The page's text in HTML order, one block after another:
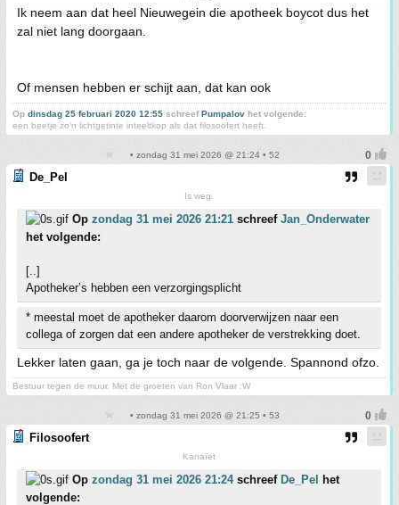
Ik neem aan dat heel Nieuwegein die apotheek boycot dus het
zal niet lang doorgaan.
Of mensen hebben er schijt aan, dat kan ook
Op dinsdag 25 februari 2020 12:55 schreefPumpalov het volgende:
een beetje zo'n lichtgetinte inteeltkop als dat filosoofert heeft.
• zondag 31 mei 2026 @ 21:24 • 52
De_Pel
Is weg.
Op zondag 31 mei 2026 21:21 schreef Jan_Onderwater
het volgende:
[..]
Apotheker’s hebben een verzorgingsplicht
* meestal moet de apotheker daarom doorverwijzen naar een
collega of zorgen dat een andere apotheker de verstrekking doet.
Lekker laten gaan, ga je toch naar de volgende. Spannond ofzo.
Bestuur tegen de muur. Met de groeten van Ron Vlaar :W
• zondag 31 mei 2026 @ 21:25 • 53
Filosoofert
Kanaïet
Op zondag 31 mei 2026 21:24schreef De_Pel
het
volgende: